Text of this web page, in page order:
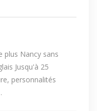
plus Nancy sans
Jusqu'à 25
personnalités